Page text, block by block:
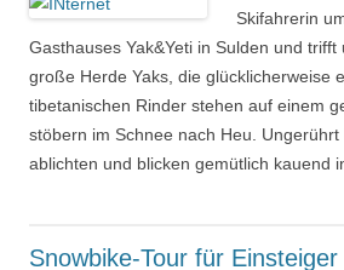
Skifahrerin
Gasthauses Yak&Yeti in Sulden und
große Herde Yaks, die glücklicherweise
tibetanischen Rinder stehen auf einem
stöbern im Schnee nach Heu. Ungerührt
ablichten und blicken gemütlich kauend
Snowbike-Tour für Einsteiger